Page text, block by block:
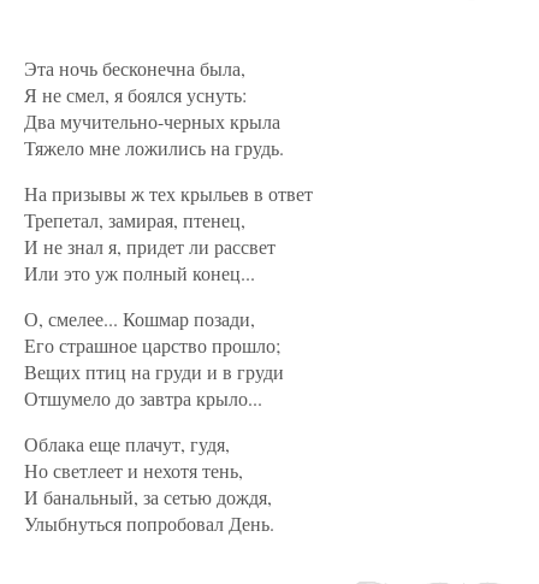
Эта ночь бесконечна была,
Я не смел, я боялся уснуть:
Два мучительно-черных крыла
Тяжело мне ложились на грудь.
На призывы ж тех крыльев в ответ
Трепетал, замирая, птенец,
И не знал я, придет ли рассвет
Или это уж полный конец...
О, смелее... Кошмар позади,
Его страшное царство прошло;
Вещих птиц на груди и в груди
Отшумело до завтра крыло...
Облака еще плачут, гудя,
Но светлеет и нехотя тень,
И банальный, за сетью дождя,
Улыбнуться попробовал День.